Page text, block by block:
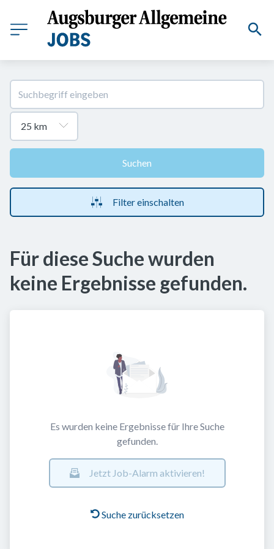
Suchen
Filter einschalten
Für diese Suche wurden
keine Ergebnisse gefunden.
Es wurden keine Ergebnisse für Ihre Suche
gefunden.
Jetzt Job-Alarm aktivieren!
Suche zurücksetzen